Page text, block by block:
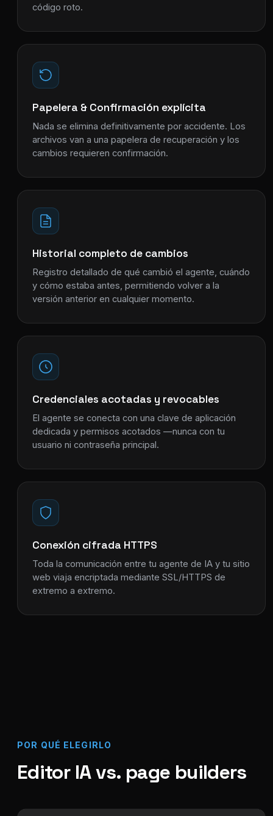
código roto.
Papelera & Confirmación explícita
Nada se elimina definitivamente por accidente. Los
archivos van a una papelera de recuperación y los
cambios requieren confirmación.
Historial completo de cambios
Registro detallado de qué cambió el agente, cuándo
y cómo estaba antes, permitiendo volver a la
versión anterior en cualquier momento.
Credenciales acotadas y revocables
El agente se conecta con una clave de aplicación
dedicada y permisos acotados —nunca con tu
usuario ni contraseña principal.
Conexión cifrada HTTPS
Toda la comunicación entre tu agente de IA y tu sitio
web viaja encriptada mediante SSL/HTTPS de
extremo a extremo.
POR QUÉ ELEGIRLO
Editor IA vs. page builders